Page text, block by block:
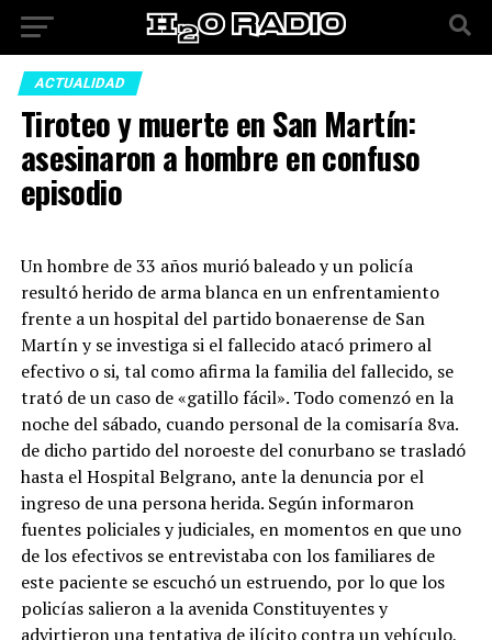
ACTUALIDAD
Tiroteo y muerte en San Martín:
asesinaron a hombre en confuso
episodio
Un hombre de 33 años murió baleado y un policía
resultó herido de arma blanca en un enfrentamiento
frente a un hospital del partido bonaerense de San
Martín y se investiga si el fallecido atacó primero al
efectivo o si, tal como afirma la familia del fallecido, se
trató de un caso de «gatillo fácil». Todo comenzó en la
noche del sábado, cuando personal de la comisaría 8va.
de dicho partido del noroeste del conurbano se trasladó
hasta el Hospital Belgrano, ante la denuncia por el
ingreso de una persona herida. Según informaron
fuentes policiales y judiciales, en momentos en que uno
de los efectivos se entrevistaba con los familiares de
este paciente se escuchó un estruendo, por lo que los
policías salieron a la avenida Constituyentes y
advirtieron una tentativa de ilícito contra un vehículo,